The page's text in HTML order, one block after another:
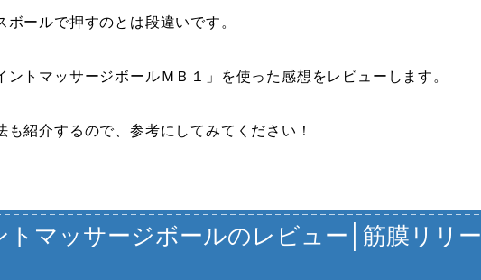
ールで押すのとは段違いです。
トマッサージボールＭＢ１」を使った感想をレビューします。
紹介するので、参考にしてみてください！
トマッサージボールのレビュー│筋膜リリー